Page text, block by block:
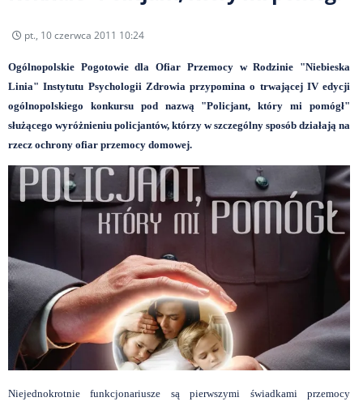
pt., 10 czerwca 2011 10:24
Ogólnopolskie Pogotowie dla Ofiar Przemocy w Rodzinie "Niebieska
Linia" Instytutu Psychologii Zdrowia przypomina o trwającej IV edycji
ogólnopolskiego konkursu pod nazwą "Policjant, który mi pomógł"
służącego wyróżnieniu policjantów, którzy w szczególny sposób działają na
rzecz ochrony ofiar przemocy domowej.
Niejednokrotnie funkcjonariusze są pierwszymi świadkami przemocy